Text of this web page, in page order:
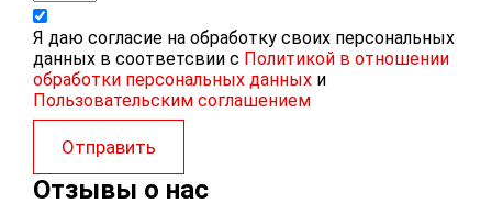
Я даю согласие на обработку своих персональных
данных в соответсвии с Политикой в отношении
обработки персональных данных и
Пользовательским соглашением
Отправить
Отзывы о нас